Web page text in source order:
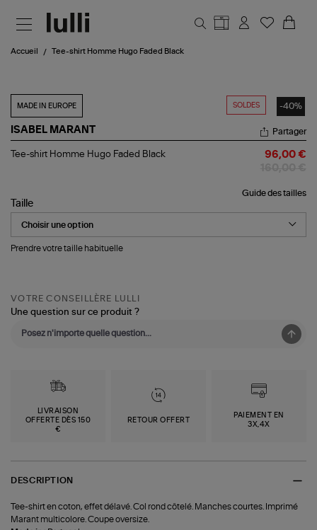
Accueil Tee-shirt Homme Hugo Faded Black
SOLDES -40%
MADE IN EUROPE
ISABEL MARANT
Tee-
Faded
Black
Partager
Tee-shirt Homme Hugo Faded Black 96,00 €
Guide des tailles
Taille
Prendre votre taille habituelle
VOTRE CONSEILLÈRE LULLI
Une question sur ce produit ?
LIVRAISON
OFFERTE DÈS 150
€
RETOUR OFFERT
PAIEMENT EN
3X,4X
DESCRIPTION
Tee-shirt en coton, effet délavé. Col rond côtelé. Manches courtes. Imprimé
Marant multicolore. Coupe oversize.